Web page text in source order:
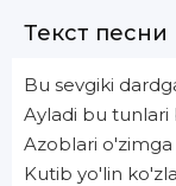
Текст песни
Bu sevgiki
Ayladi bu tunlari
Azoblari
Kutib yo'lin